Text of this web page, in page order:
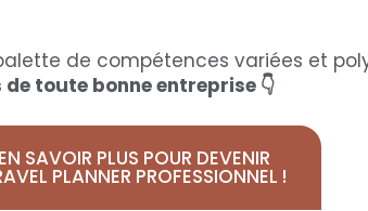
de compétences variées et
toute bonne entreprise 👇
EN SAVOIR PLUS POUR DEVENIR
PLANNER PROFESSIONNEL !